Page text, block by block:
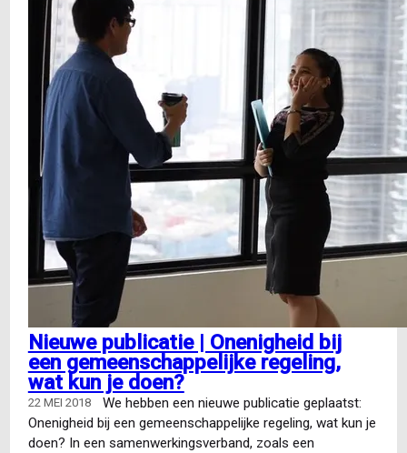
Nieuwe publicatie | Onenigheid bij
een gemeenschappelijke regeling,
wat kun je doen?
22 MEI 2018
We hebben een nieuwe publicatie geplaatst:
Onenigheid bij een gemeenschappelijke regeling, wat kun je
doen? In een samenwerkingsverband, zoals een